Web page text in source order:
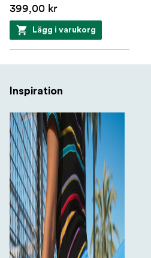
399,00 kr
Lägg i varukorg
Inspiration